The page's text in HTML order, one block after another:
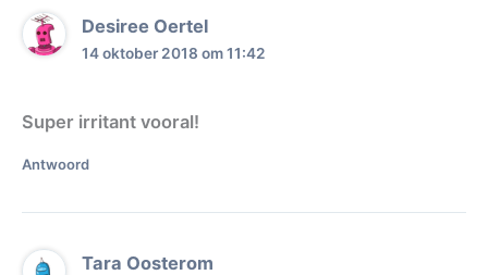
Desiree Oertel
14 oktober 2018 om 11:42
Super irritant vooral!
Antwoord
Tara Oosterom